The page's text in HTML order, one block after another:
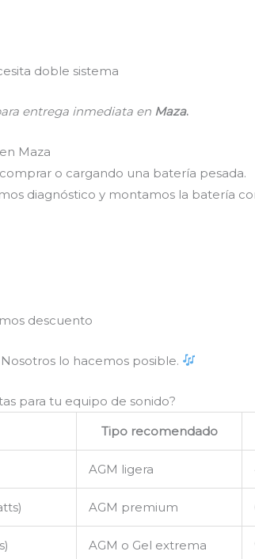
doble sistema
entrega inmediata en Maza.
Maza
o cargando una batería pesada.
diagnóstico y montamos la batería
descuento
lo hacemos posible.
para tu equipo de sonido?
Tipo recomendado
AGM ligera
AGM premium
AGM o Gel extrema